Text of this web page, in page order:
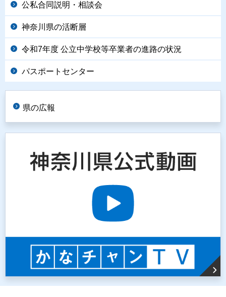
公私合同説明・相談会
神奈川県の活断層
令和7年度 公立中学校等卒業者の進路の状況
パスポートセンター
県の広報